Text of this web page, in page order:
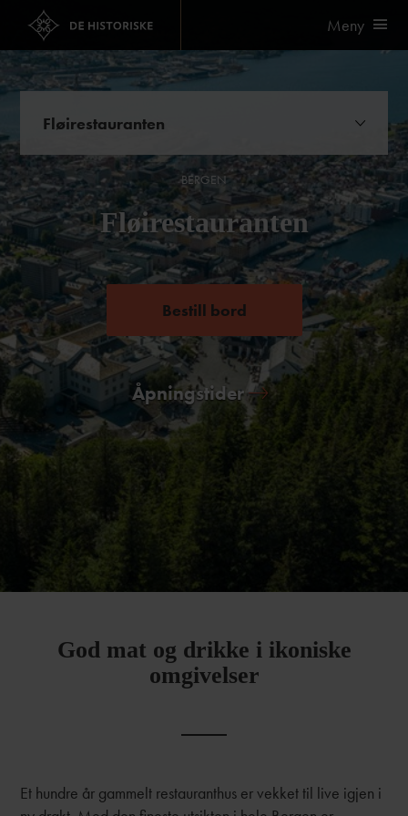
Meny
Fløirestauranten
Møter og events
Selskapslokaler
Reisebrev
BERGEN
Fløirestauranten
Bestill bord
Åpningstider
God mat og drikke i ikoniske
omgivelser
Et hundre år gammelt restauranthus er vekket til live igjen i